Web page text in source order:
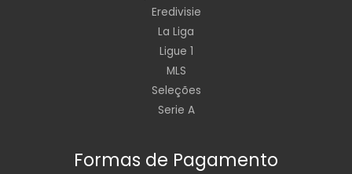
Eredivisie
La Liga
Ligue 1
MLS
Seleções
Serie A
Formas de Pagamento